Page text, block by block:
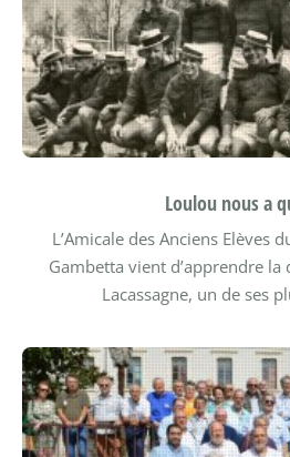
Loulou nous a
L’Amicale des Anciens Elèves
Gambetta vient d’apprendre
Lacassagne, un de ses